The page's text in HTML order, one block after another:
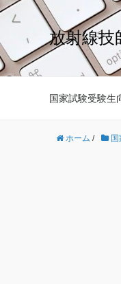
放射線技
国家試験受験生
ホーム /